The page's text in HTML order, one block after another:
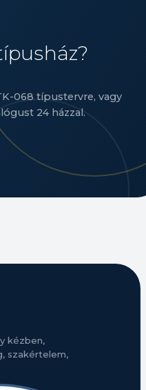
068 típustervre, vagy
24 házzal.
kézben,
szakértelem,